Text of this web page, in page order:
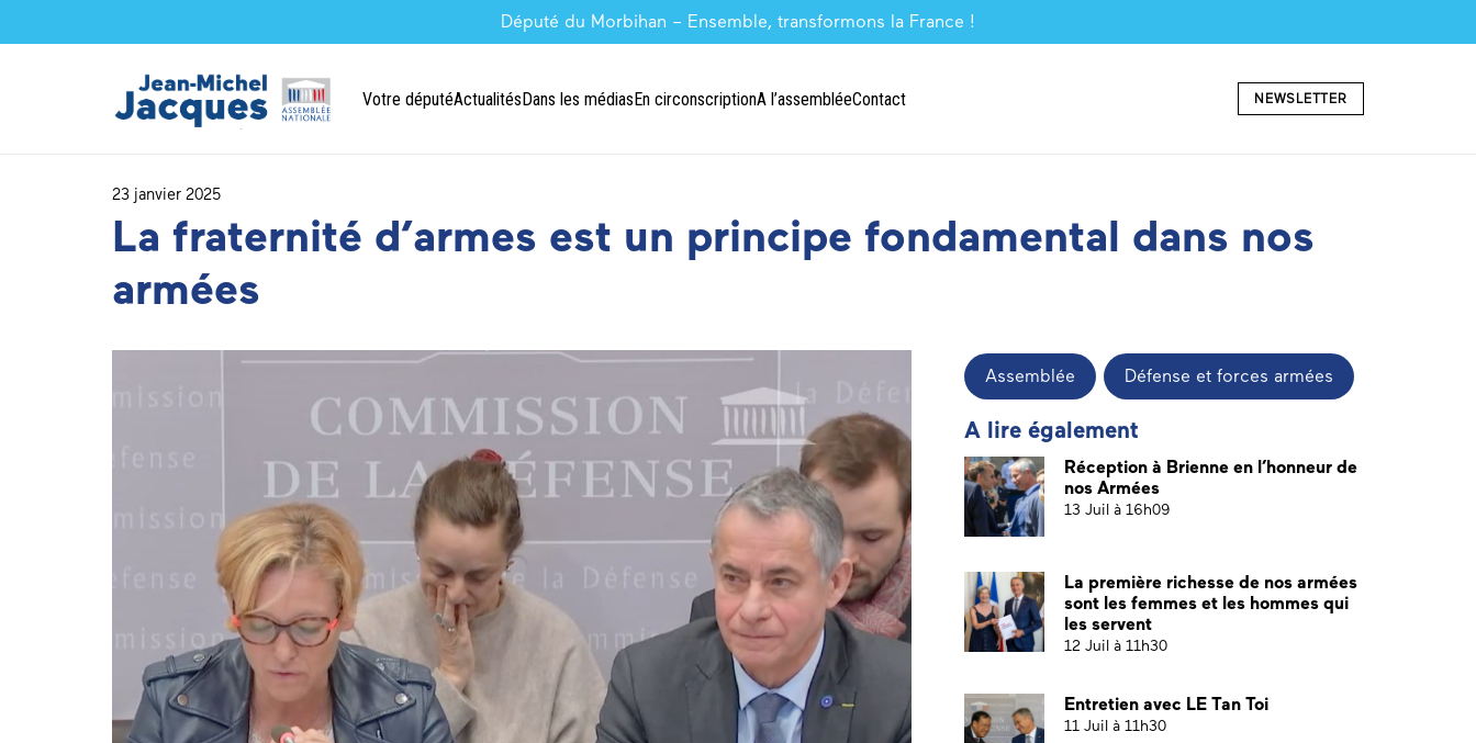
Député du Morbihan – Ensemble, transformons la France !
Votre députéActualitésDans les médiasEn circonscriptionA l’assembléeContact NEWSLETTER
23 janvier 2025
La fraternité d’armes est un principe fondamental dans nos
armées
Assemblée Défense et forces armées
A lire également
Réception à Brienne en l’honneur de
nos Armées
13 Juil à 16h09
La première richesse de nos armées
sont les femmes et les hommes qui
les servent
12 Juil à 11h30
Entretien avec LE Tan Toi
11 Juil à 11h30